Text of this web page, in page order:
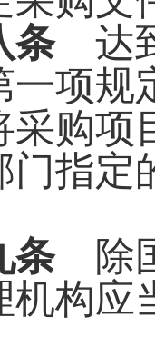
条达到
一项规
采购项
门指定
条除国
机构应